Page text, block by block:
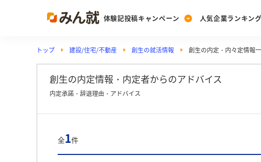
体験記投稿キャンペーン
Post
投稿する
人気企業ランキング
Ranking
ランキングを見る
Vote
PickUp
注目の企業特集
トップ 建設/住宅/不動産 創生の就活情報 創生の内定・内々定情報
創生の内定情報・内定者からのアドバイス
内定承諾・辞退理由・アドバイス
全1件